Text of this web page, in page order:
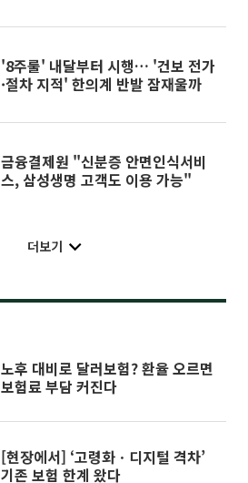
'8주룰' 내달부터 시행… '건보 전가
·절차 지적' 한의계 반발 잠재울까
금융결제원 "신분증 안면인식서비
스, 삼성생명 고객도 이용 가능"
더보기
노후 대비로 달러보험? 환율 오르면
보험료 부담 커진다
[현장에서] ‘고령화ㆍ디지털 격차’
기존 보험 한계 왔다